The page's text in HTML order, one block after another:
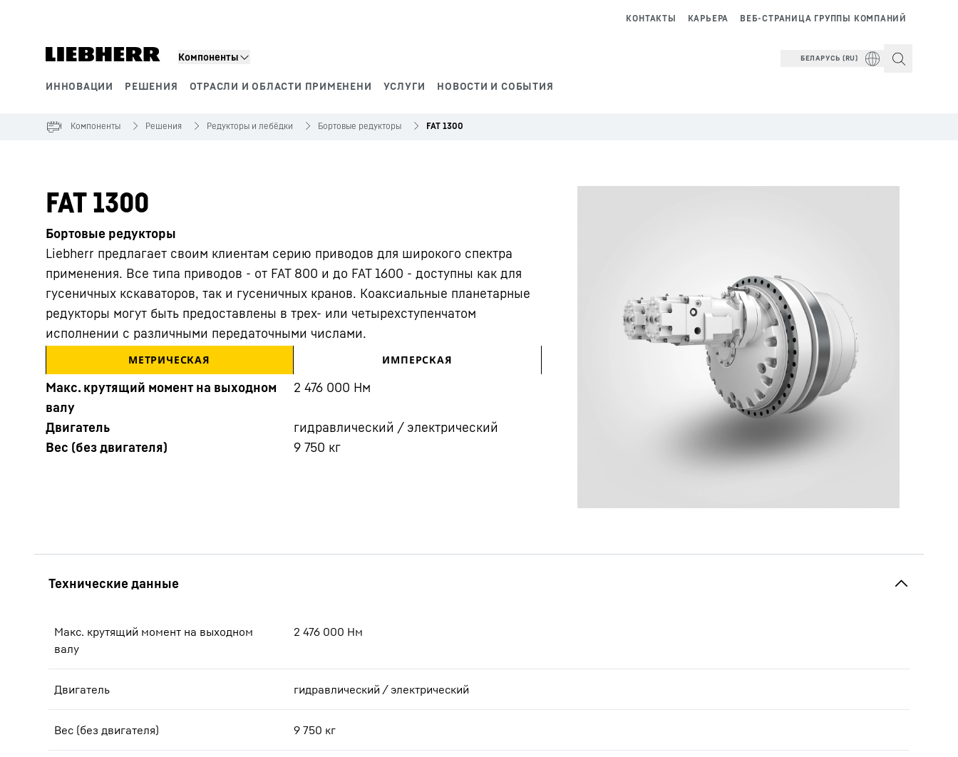
Компоненты
ИННОВАЦИИ РЕШЕНИЯ ОТРАСЛИ И ОБЛАСТИ ПРИМЕНЕНИ УСЛУГИ НОВОСТИ И СОБЫТИЯ
ВЕБ-СТРАНИЦА ГРУППЫ КОМПАНИЙ
КАРЬЕРА
КОНТАКТЫ
БЕЛАРУСЬ (RU)
Подробнее о компании
Компоненты Решения Редукторы и лебёдки Бортовые редукторы FAT 1300
FAT 1300
Бортовые редукторы
Liebherr предлагает своим клиентам серию приводов для широкого спектра
применения. Все типa приводов - от FAT 800 и до FAT 1600 - доступны как для
гусеничных кскаваторов, так и гусеничных кранов. Коаксиальные планетарные
редукторы могут быть предоставлены в трех- или четырехступенчатом
исполнении с различными передаточными числами.
МЕТРИЧЕСКАЯ ИМПЕРСКАЯ
Макс. крутящий момент на выходном
валу
2 476 000 Нм
Двигатель
гидравлический / электрический
Вес (без двигателя)
9 750 кг
Макс. крутящий момент на выходном
валу
2 476 000 Нм
Двигатель гидравлический / электрический
Вес (без двигателя) 9 750 кг